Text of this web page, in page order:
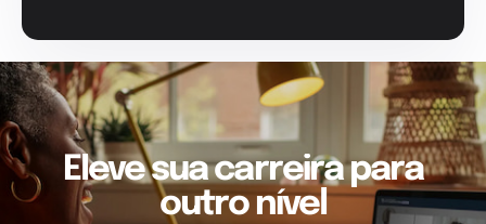
Eleve sua carreira para
outro nível